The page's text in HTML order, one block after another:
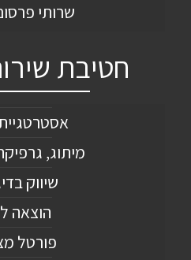
שרותי
חטיבת
מיתוג,
שיווק
הוצאה
פורטל